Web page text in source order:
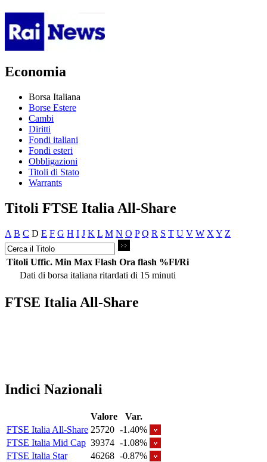
Economia
Borsa Italiana
Borse Estere
Cambi
Diritti
Fondi italiani
Fondi esteri
Obbligazioni
Titoli di Stato
Warrants
Titoli FTSE Italia All-Share
A B C D E F G H I J K L M N O P Q R S T U V W X Y Z
Titoli Uffic. Min Max Flash Ora flash %Fl/Ri
Dati di borsa italiana ritardati di 15 minuti
FTSE Italia All-Share
Indici Nazionali
Valore
Var.
FTSE Italia All-Share 25720 -1.40%
FTSE Italia Mid Cap 39374 -1.08%
FTSE Italia Star
46268 -0.87%